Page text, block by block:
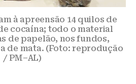
à apreensão 14 quilos de
cocaína; todo o material
de papelão, nos fundos,
de mata. (Foto: reprodução
/ PM–AL)